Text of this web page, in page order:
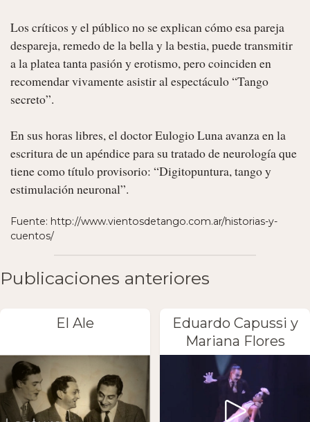
Los críticos y el público no se explican cómo esa pareja
despareja, remedo de la bella y la bestia, puede transmitir
a la platea tanta pasión y erotismo, pero coinciden en
recomendar vivamente asistir al espectáculo “Tango
secreto”.
En sus horas libres, el doctor Eulogio Luna avanza en la
escritura de un apéndice para su tratado de neurología que
tiene como título provisorio: “Digitopuntura, tango y
estimulación neuronal”.
Fuente: http://www.vientosdetango.com.ar/historias-y-
cuentos/
Publicaciones anteriores
El Ale
Eduardo Capussi y
Mariana Flores